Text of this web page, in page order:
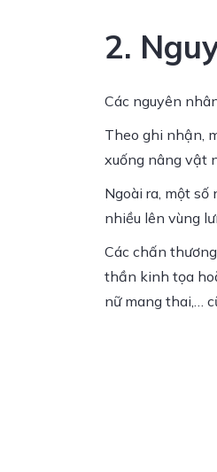
2.
Các nguyên
Theo ghi nhận,
xuống nâng vật
Ngoài ra, một
nhiều lên vùng
Các chấn
thần kinh tọa
nữ mang thai,…